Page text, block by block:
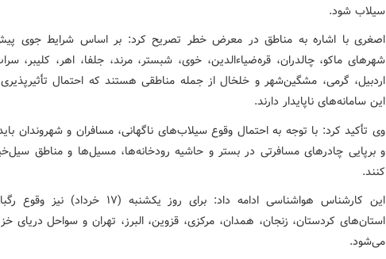
سیلاب شود.
اصغری با اشاره به مناطق در معرض خطر تصریح کرد: بر اساس شرایط جوی
شهرهای ماکو، چالدران، قره‌ضیاءالدین، خوی، شبستر، مرند، جلفا، اهر، کلیبر،
اردبیل، گرمی، مشگین‌شهر و خلخال از جمله مناطقی هستند که احتمال
این سامانه‌های ناپایدار دارند.
وی تأکید کرد: با توجه به احتمال وقوع سیلاب‌های ناگهانی، مسافران و شهروندان باید
و برپایی چادرهای مسافرتی در بستر و حاشیه رودخانه‌ها، مسیل‌ها و مناطق
کنند.
این کارشناس هواشناسی ادامه داد: برای روز یکشنبه (۱۷
استان‌های کردستان، زنجان، همدان، مرکزی، قزوین، البرز، تهران و سواحل دریای
می‌شود.